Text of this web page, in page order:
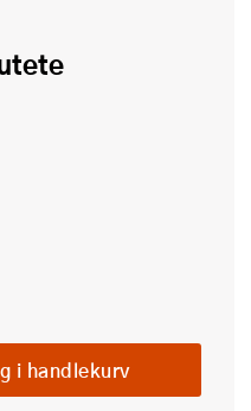
i handlekurv